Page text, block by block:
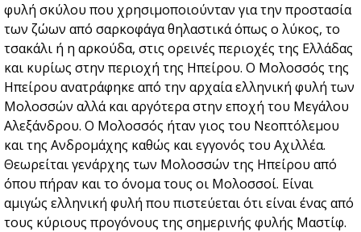
φυλή σκύλου που χρησιμοποιούνταν για την προστασία
των ζώων από σαρκοφάγα θηλαστικά όπως ο λύκος, το
τσακάλι ή η αρκούδα, στις ορεινές περιοχές της Ελλάδας
και κυρίως στην περιοχή της Ηπείρου. Ο Μολοσσός της
Ηπείρου ανατράφηκε από την αρχαία ελληνική φυλή των
Μολοσσών αλλά και αργότερα στην εποχή του Μεγάλου
Αλεξάνδρου. Ο Μολοσσός ήταν γιος του Νεοπτόλεμου
και της Ανδρομάχης καθώς και εγγονός του Αχιλλέα.
Θεωρείται γενάρχης των Μολοσσών της Ηπείρου από
όπου πήραν και το όνομα τους οι Μολοσσοί. Είναι
αμιγώς ελληνική φυλή που πιστεύεται ότι είναι ένας από
τους κύριους προγόνους της σημερινής φυλής Μαστίφ.